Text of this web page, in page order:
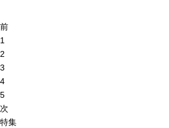
前
1
2
3
4
5
次
特集